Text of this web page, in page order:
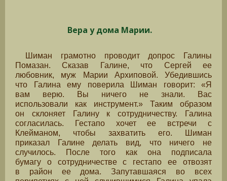
Вера у дома Марии.
Шиман грамотно проводит допрос Галины
Помазан. Сказав Галине, что Сергей ее
любовник, муж Марии Архиповой. Убедившись
что Галина ему поверила Шиман говорит: «Я
вам верю. Вы ничего не знали. Вас
использовали как инструмент.» Таким образом
он склоняет Галину к сотрудничеству. Галина
согласилась. Гестапо хочет ее встречи с
Клейманом, чтобы захватить его. Шиман
приказал Галине делать вид, что ничего не
случилось. После того как она подписала
бумагу о сотрудничестве с гестапо ее отвозят
в район ее дома. Запутавшаяся во всех